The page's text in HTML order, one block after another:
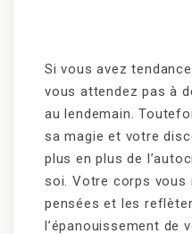
Si vous avez
vous attendez pas à
au lendemain.
sa magie et votre
plus en plus de
soi. Votre corps vous
pensées et les
l’épanouissement de